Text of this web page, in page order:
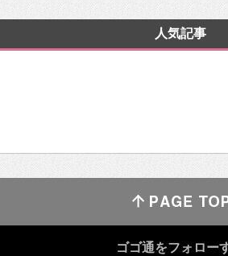
人気記事
ゴゴ通をフォロー